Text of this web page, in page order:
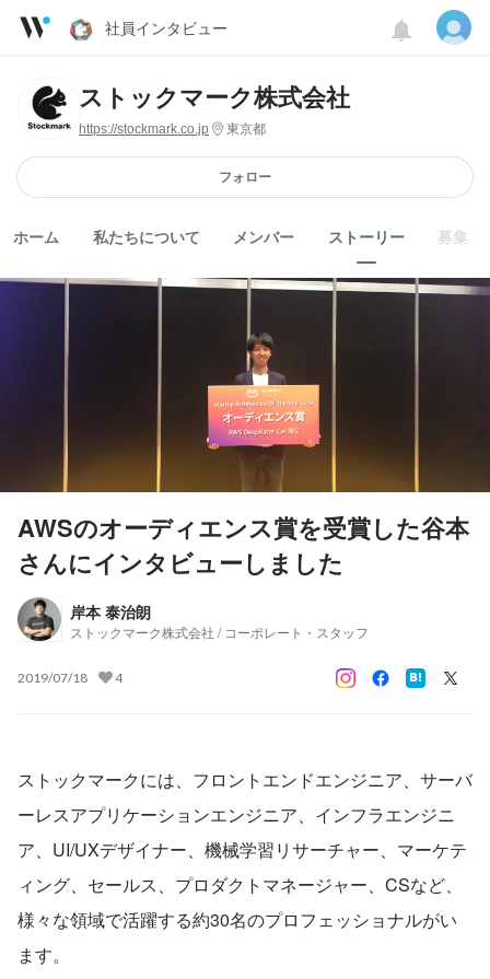
社員インタビュー
ストックマーク株式会社
https://stockmark.co.jp 東京都
フォロー
ホーム 私たちについて メンバー ストーリー 募集
AWSのオーディエンス賞を受賞した谷本
さんにインタビューしました
岸本 泰治朗
ストックマーク株式会社 / コーポレート・スタッフ
2019/07/18 4
ストックマークには、フロントエンドエンジニア、サーバ
ーレスアプリケーションエンジニア、インフラエンジニ
ア、UI/UXデザイナー、機械学習リサーチャー、マーケテ
ィング、セールス、プロダクトマネージャー、CSなど、
様々な領域で活躍する約30名のプロフェッショナルがい
ます。